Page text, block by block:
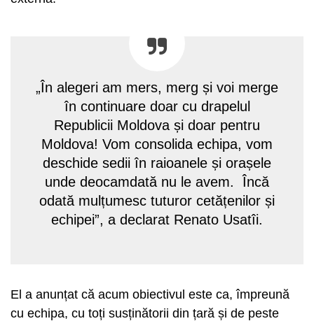
„În alegeri am mers, merg și voi merge
în continuare doar cu drapelul
Republicii Moldova și doar pentru
Moldova! Vom consolida echipa, vom
deschide sedii în raioanele și orașele
unde deocamdată nu le avem. Încă
odată mulțumesc tuturor cetățenilor și
echipei”, a declarat Renato Usatîi.
El a anunțat că acum obiectivul este ca, împreună
cu echipa, cu toți susținătorii din țară și de peste